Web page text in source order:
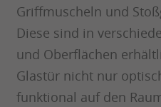
Griffmuscheln und
Diese sind in
und Oberflächen
Glastür nicht nur
funktional auf den